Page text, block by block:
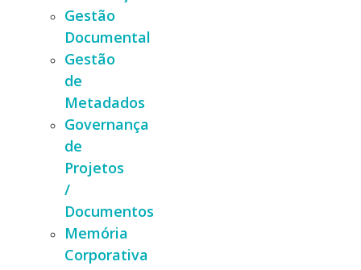
Gestão
Documental
Gestão
de
Metadados
Governança
de
Projetos
/
Documentos
Memória
Corporativa